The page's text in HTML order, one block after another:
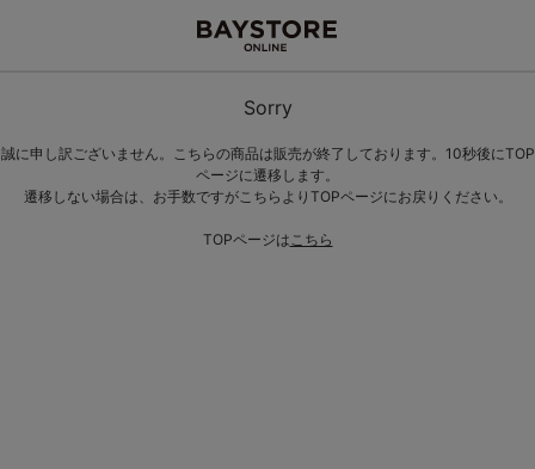
Sorry
誠に申し訳ございません。こちらの商品は販売が終了しております。10秒後にTOP
ページに遷移します。
遷移しない場合は、お手数ですがこちらよりTOPページにお戻りください。
TOPページはこちら